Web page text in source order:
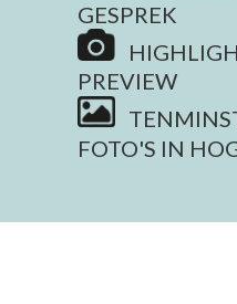
GESPREK
PREVIEW
FOTO'S IN